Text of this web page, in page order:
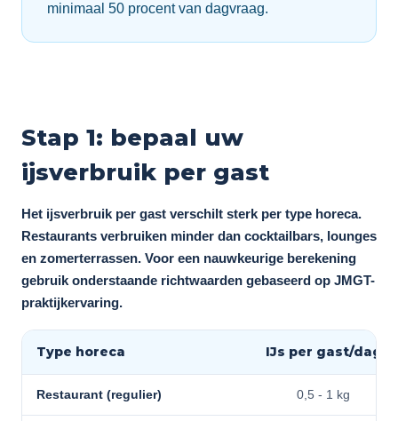
minimaal 50 procent van dagvraag.
Stap 1: bepaal uw
ijsverbruik per gast
Het ijsverbruik per gast verschilt sterk per type horeca.
Restaurants verbruiken minder dan cocktailbars, lounges
en zomerterrassen. Voor een nauwkeurige berekening
gebruik onderstaande richtwaarden gebaseerd op JMGT-
praktijkervaring.
Type horeca IJs per gast/dag
Restaurant (regulier) 0,5 - 1 kg